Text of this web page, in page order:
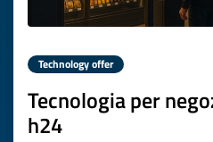
Technology offer
Tecnologia per
h24